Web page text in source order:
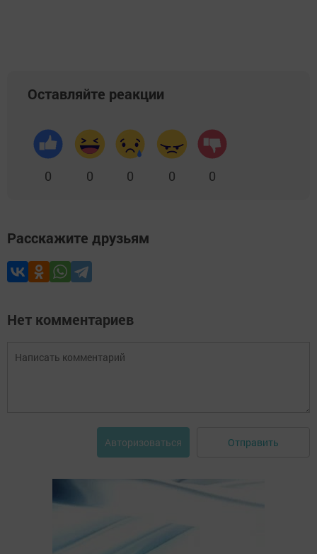
Оставляйте реакции
0 0 0 0 0
Расскажите друзьям
Нет комментариев
Авторизоваться Отправить